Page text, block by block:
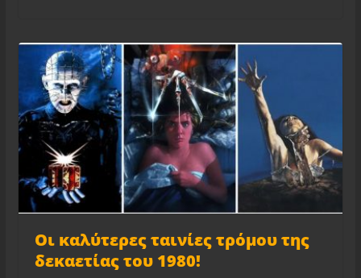
Οι καλύτερες ταινίες τρόμου της
δεκαετίας του 1980!